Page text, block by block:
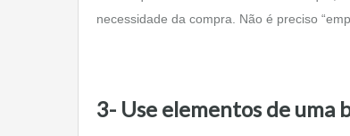
necessidade da compra. Não é preciso
3- Use elementos de uma